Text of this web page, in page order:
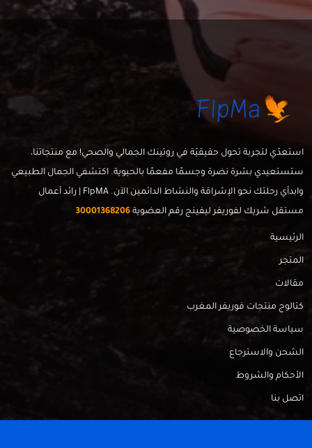
استعدّي لتجربة تحول حقيقيّة في روتينك الجمالي والصحي! مع منتجاتنا،
ستستعيدي بشرة نضرة وجسمًا مفعمًا بالحيوية. اكتشفي الجمال الطبيعي
وابدأي رحلتك نحو الإشراقة والنشاط الدائمين الآن. FlpMA | رائد أعمال
مستقل شريك لفوريفر ليفينج رقم العضوية 30001368206
الرئيسية
المتجر
مقالات
كتالوج منتجات فوريفر المغرب
سياسة الخصوصية
الشحن والاسترجاع
الأحكام والشروط
اتصل بنا